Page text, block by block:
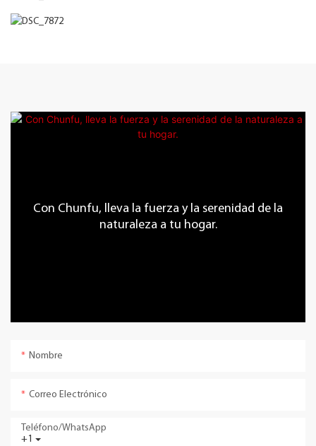
Con Chunfu, lleva la fuerza y ​​la serenidad de la
naturaleza a tu hogar.
Nombre
Correo Electrónico
+1
Teléfono/WhatsApp